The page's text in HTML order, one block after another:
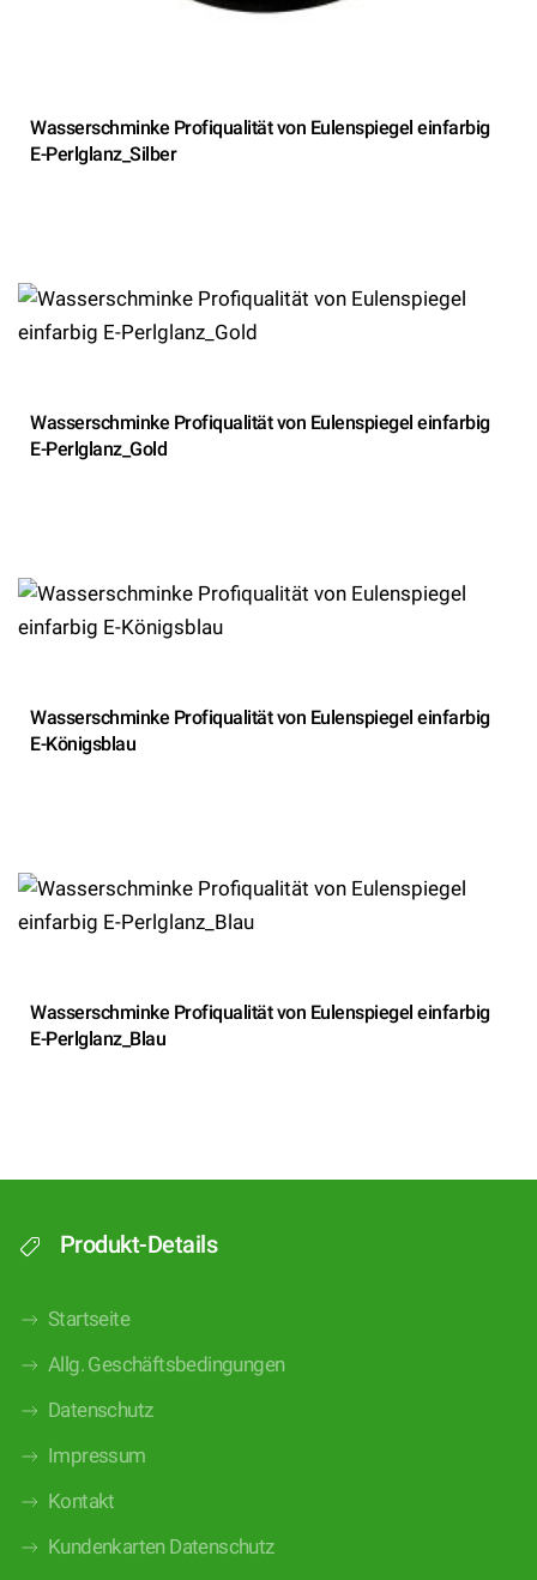
Wasserschminke Profiqualität von Eulenspiegel einfarbig
E-Perlglanz_Silber
Wasserschminke Profiqualität von Eulenspiegel einfarbig
E-Perlglanz_Gold
Wasserschminke Profiqualität von Eulenspiegel einfarbig
E-Königsblau
Wasserschminke Profiqualität von Eulenspiegel einfarbig
E-Perlglanz_Blau
Produkt-Details
Startseite
Allg. Geschäftsbedingungen
Datenschutz
Impressum
Kontakt
Kundenkarten Datenschutz